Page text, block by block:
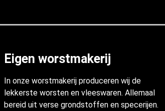
Eigen worstmakerij
In onze worstmakerij produceren wij de
lekkerste worsten en vleeswaren. Allemaal
bereid uit verse grondstoffen en specerijen.